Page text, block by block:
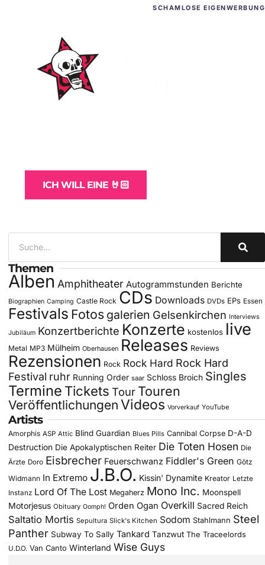
SCHAMLOSE EIGENWERBUNG
ICH WILL EINE 🤘🏻
Themen
Alben Amphitheater Autogrammstunden Berichte
Biographien Camping Castle Rock CDs Downloads DVDs EPs Essen
Festivals Fotos galerien Gelsenkirchen Interviews
Jubiläum Konzertberichte Konzerte kostenlos live
Metal MP3 Mülheim Oberhausen Releases Reviews
Rezensionen Rock Rock Hard Rock Hard
Festival ruhr Running Order saar Schloss Broich Singles
Termine Tickets Tour Touren
Veröffentlichungen Videos Vorverkauf YouTube
Artists
Amorphis ASP Attic Blind Guardian Blues Pills Cannibal Corpse D-A-D
Destruction Die Apokalyptischen Reiter Die Toten Hosen Die
Ärzte Doro Eisbrecher Feuerschwanz Fiddler's Green Götz
Widmann In Extremo J.B.O. Kissin' Dynamite Kreator Letzte
Instanz Lord Of The Lost Megaherz Mono Inc. Moonspell
Motorjesus Obituary Oomph! Orden Ogan Overkill Sacred Reich
Saltatio Mortis Sepultura Slick's Kitchen Sodom Stahlmann Steel
Panther Subway To Sally Tankard Tanzwut The Traceelords
U.D.O. Van Canto Winterland Wise Guys